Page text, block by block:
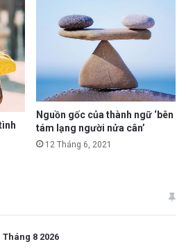
Nguồn gốc của thành ngữ ‘bên
tám lạng người nửa cân’
12 Tháng 6, 2021
Tháng 8 2026